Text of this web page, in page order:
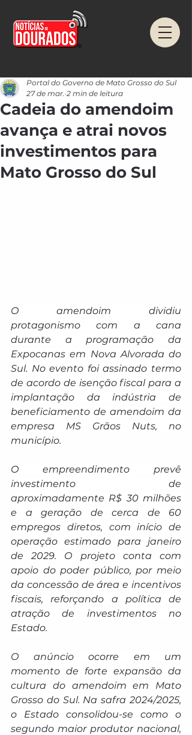
Cadeia do amendoim
avança e atrai novos
investimentos para
Mato Grosso do Sul
Portal do Governo de Mato Grosso do Sul
27 de mar. 2 min de leitura
O amendoim dividiu
protagonismo com a cana
durante a programação da
Expocanas em Nova Alvorada do
Sul. No evento foi assinado termo
de acordo de isenção fiscal para a
implantação da indústria de
beneficiamento de amendoim da
empresa MS Grãos Nuts, no
município.
O empreendimento prevê
investimento de
aproximadamente R$ 30 milhões
e a geração de cerca de 60
empregos diretos, com início de
operação estimado para janeiro
de 2029. O projeto conta com
apoio do poder público, por meio
da concessão de área e incentivos
fiscais, reforçando a política de
atração de investimentos no
Estado.
O anúncio ocorre em um
momento de forte expansão da
cultura do amendoim em Mato
Grosso do Sul. Na safra 2024/2025,
o Estado consolidou-se como o
segundo maior produtor nacional,